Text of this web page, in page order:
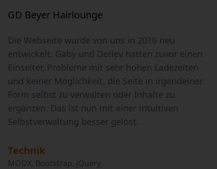
GD Beyer Hairlounge
Die Webseite wurde von uns in 2016 neu
entwickelt. Gaby und Detlev hatten zuvor einen
Einseiter, Probleme mit sehr hohen Ladezeiten
und keiner Möglichkeit, die Seite in irgendeiner
Form selbst zu verwalten oder Inhalte zu
ergänzen. Das ist nun mit einer intuitiven
Selbstverwaltung besser gelöst.
MODX, Bootstrap, jQuery
Technik